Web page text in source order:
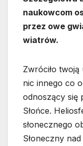
naukowcom
przez owe
wiatrów.
Zwróciło
nic innego co
odnoszący się
Słońce.
słonecznego
Słoneczny